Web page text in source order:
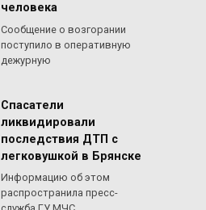
человека
Сообщение о возгорании
поступило в оперативную
дежурную
Спасатели
ликвидировали
последствия ДТП с
легковушкой в Брянске
Информацию об этом
распространила пресс-